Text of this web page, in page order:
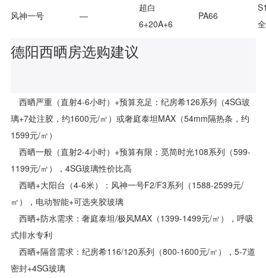
风神一号 —
超白
6+20A+6
PA66
德阳西晒房选购建议
西晒严重（直射4-6小时）+预算充足：纪房希126系列（4SG玻
璃+7处注胶，约1600元/㎡）或奢庭泰坦MAX（54mm隔热条，约
1599元/㎡）
西晒一般（直射2-4小时）+预算有限：觅简时光108系列（599-
1199元/㎡），4SG玻璃性价比高
西晒+大阳台（4-6米）：风神一号F2/F3系列（1588-2599元/
㎡），电动智能+可选夹胶玻璃
西晒+防水需求：奢庭泰坦/极风MAX（1399-1499元/㎡），呼吸
式排水专利
西晒+隔音需求：纪房希116/120系列（800-1600元/㎡），5-7道
密封+4SG玻璃